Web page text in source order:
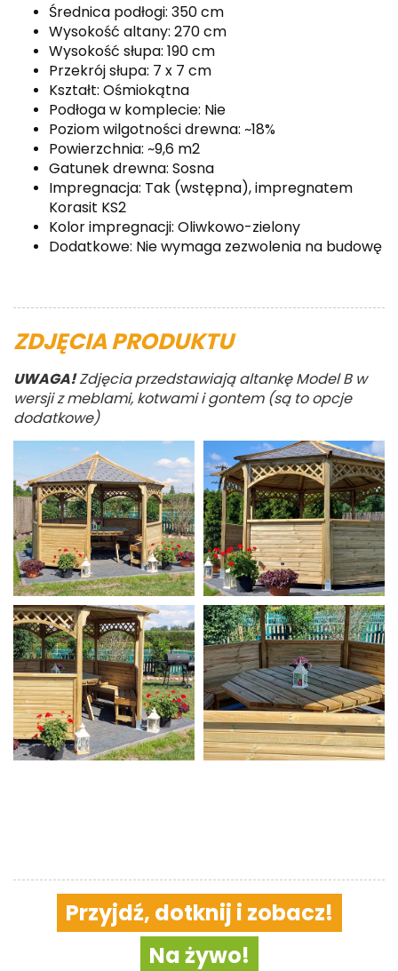
Średnica podłogi: 350 cm
Wysokość altany: 270 cm
Wysokość słupa: 190 cm
Przekrój słupa: 7 x 7 cm
Kształt: Ośmiokątna
Podłoga w komplecie: Nie
Poziom wilgotności drewna: ~18%
Powierzchnia: ~9,6 m2
Gatunek drewna: Sosna
Impregnacja: Tak (wstępna), impregnatem
Korasit KS2
Kolor impregnacji: Oliwkowo-zielony
Dodatkowe: Nie wymaga zezwolenia na budowę
ZDJĘCIA PRODUKTU
UWAGA!Zdjęcia przedstawiają altankę Model B w
wersji z meblami, kotwami i gontem (są to opcje
dodatkowe)
Przyjdź, dotknij i zobacz!
Na żywo!